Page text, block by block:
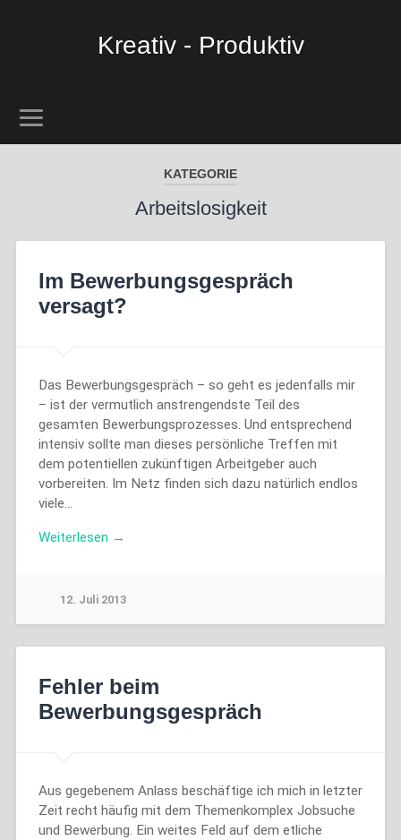
Kreativ - Produktiv
KATEGORIE
Arbeitslosigkeit
Im Bewerbungsgespräch
versagt?
Das Bewerbungsgespräch – so geht es jedenfalls mir
– ist der vermutlich anstrengendste Teil des
gesamten Bewerbungsprozesses. Und entsprechend
intensiv sollte man dieses persönliche Treffen mit
dem potentiellen zukünftigen Arbeitgeber auch
vorbereiten. Im Netz finden sich dazu natürlich endlos
viele…
Weiterlesen →
12. Juli 2013
Fehler beim
Bewerbungsgespräch
Aus gegebenem Anlass beschäftige ich mich in letzter
Zeit recht häufig mit dem Themenkomplex Jobsuche
und Bewerbung. Ein weites Feld auf dem etliche